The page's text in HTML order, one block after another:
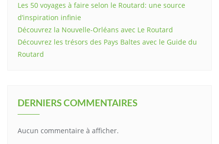
Les 50 voyages à faire selon le Routard: une source
d’inspiration infinie
Découvrez la Nouvelle-Orléans avec Le Routard
Découvrez les trésors des Pays Baltes avec le Guide du
Routard
DERNIERS COMMENTAIRES
Aucun commentaire à afficher.